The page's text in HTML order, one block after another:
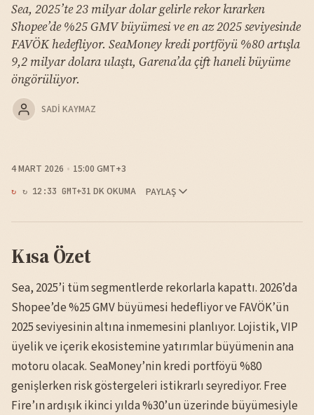
Sea, 2025’te 23 milyar dolar gelirle rekor kırarken
Shopee’de %25 GMV büyümesi ve en az 2025 seviyesinde
FAVÖK hedefliyor. SeaMoney kredi portföyü %80 artışla
9,2 milyar dolara ulaştı, Garena’da çift haneli büyüme
öngörülüyor.
SADI KAYMAZ
4 MART 2026 15:00 GMT+3
↻ 12:33 GMT+31 DK OKUMA PAYLAŞ
Kısa Özet
Sea, 2025’i tüm segmentlerde rekorlarla kapattı. 2026’da
Shopee’de %25 GMV büyümesi hedefliyor ve FAVÖK’ün
2025 seviyesinin altına inmemesini planlıyor. Lojistik, VIP
üyelik ve içerik ekosistemine yatırımlar büyümenin ana
motoru olacak. SeaMoney’nin kredi portföyü %80
genişlerken risk göstergeleri istikrarlı seyrediyor. Free
Fire’ın ardışık ikinci yılda %30’un üzerinde büyümesiyle